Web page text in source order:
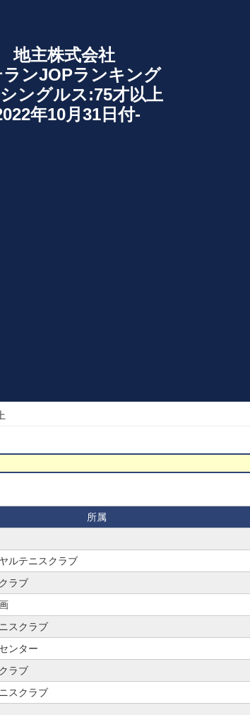
地主株式会社
ンJOPランキング
ングルス:75才以上
年10月31日付-
所属
ルテニスクラブ
ラブ
スクラブ
ンター
ラブ
スクラブ